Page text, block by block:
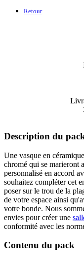
Retour
Description du
Une vasque en
chromé qui se marieront
personnalisé en accord
souhaitez compléter cet
poser sur le trou de la
de votre espace ainsi
votre bonde. Nous
envies pour créer une
conformité avec les
Contenu du pack